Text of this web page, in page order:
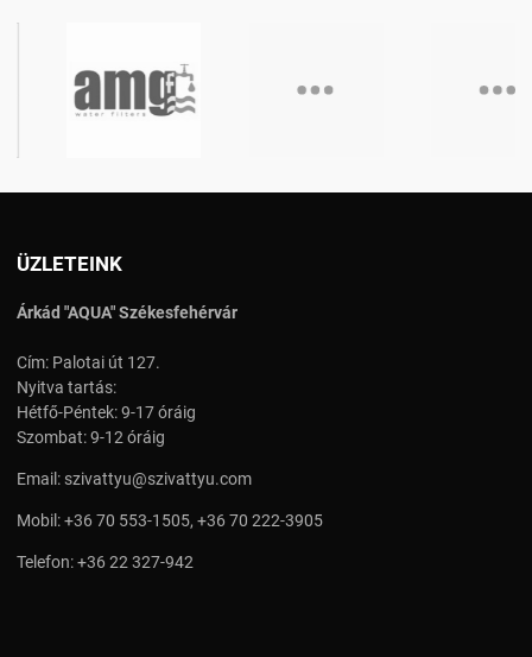
ÜZLETEINK
Árkád "AQUA" Székesfehérvár
Cím: Palotai út 127.
Nyitva tartás:
Hétfő-Péntek: 9-17 óráig
Szombat: 9-12 óráig
Email: szivattyu@szivattyu.com
Mobil:+36 70 553-1505, +36 70 222-3905
Telefon:+36 22 327-942